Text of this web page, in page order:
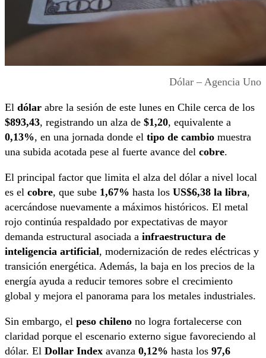
Dólar – Agencia Uno
El dólar abre la sesión de este lunes en Chile cerca de los
$893,43, registrando un alza de $1,20, equivalente a
0,13%, en una jornada donde el tipo de cambio muestra
una subida acotada pese al fuerte avance del cobre.
El principal factor que limita el alza del dólar a nivel local
es el cobre, que sube 1,67% hasta los US$6,38 la libra,
acercándose nuevamente a máximos históricos. El metal
rojo continúa respaldado por expectativas de mayor
demanda estructural asociada a infraestructura de
inteligencia artificial, modernización de redes eléctricas y
transición energética. Además, la baja en los precios de la
energía ayuda a reducir temores sobre el crecimiento
global y mejora el panorama para los metales industriales.
Sin embargo, el peso chileno no logra fortalecerse con
claridad porque el escenario externo sigue favoreciendo al
dólar. El Dollar Index avanza 0,12% hasta los 97,6